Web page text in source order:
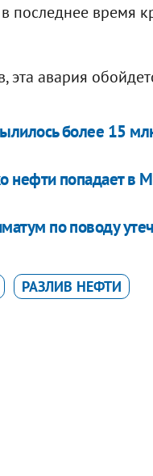
последнее время
эта авария
более 15
нефти попадает в
по поводу
РАЗЛИВ НЕФТИ